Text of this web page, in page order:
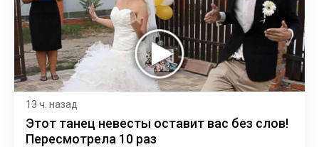
13 ч. назад
Этот танец невесты оставит вас без слов!
Пересмотрела 10 раз